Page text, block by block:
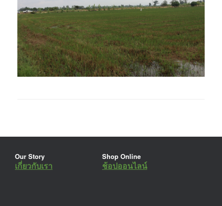
Our Story
เกี่ยวกับเรา
Shop Online
ช้อปออนไลน์